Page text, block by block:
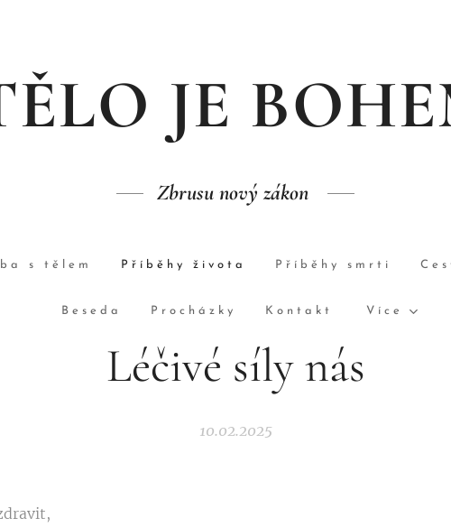
JE
Zbrusu nový zákon
s tělem Příběhy života Příběhy smrti
Beseda Procházky Kontakt Více
Léčivé síly nás
10.02.2025